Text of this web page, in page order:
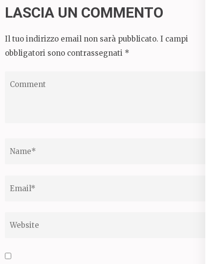
LASCIA UN COMMENTO
Il tuo indirizzo email non sarà pubblicato. I campi
obbligatori sono contrassegnati *